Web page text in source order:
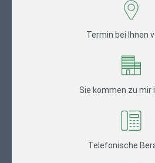
Termin bei Ihnen
Sie kommen zu mir
Telefonische